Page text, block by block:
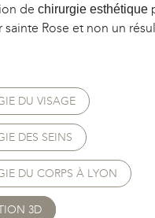
de chirurgie esthétique
sainte Rose et non un
DU VISAGE
DES SEINS
DU CORPS À LYON
3D